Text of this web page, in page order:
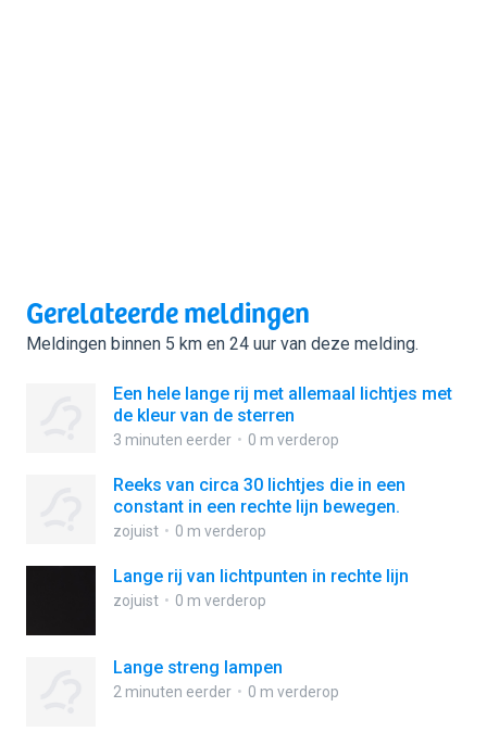
Gerelateerde meldingen
Meldingen binnen 5 km en 24 uur van deze melding.
Een hele lange rij met allemaal lichtjes met
de kleur van de sterren
3 minuten eerder 0 m verderop
Reeks van circa 30 lichtjes die in een
constant in een rechte lijn bewegen.
zojuist 0 m verderop
Lange rij van lichtpunten in rechte lijn
zojuist 0 m verderop
Lange streng lampen
2 minuten eerder 0 m verderop